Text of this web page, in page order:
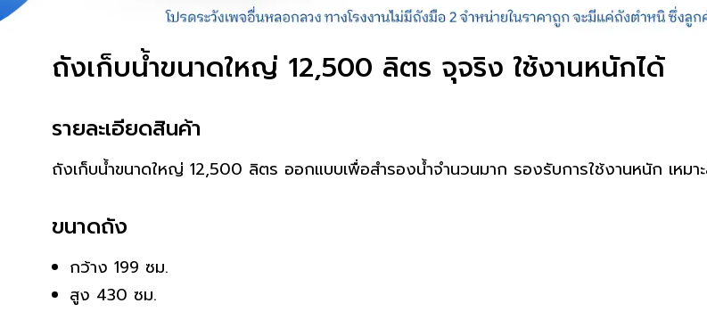
ถังเก็บน้ำขนาดใหญ่ 12,500 ลิตร จุจริง ใช้งานหนักได้
รายละเอียดสินค้า
ถังเก็บน้ำขนาดใหญ่ 12,500 ลิตร ออกแบบเพื่อสำรองน้ำจำนวนมาก รองรับการใช้งานหนัก เหม
ขนาดถัง
กว้าง 199 ซม.
สูง 430 ซม.